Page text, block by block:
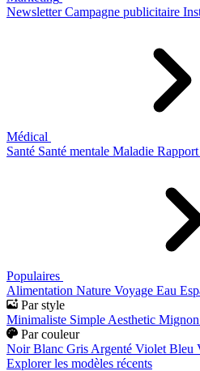
Newsletter Campagne publicitaire
Médical
Santé Santé mentale Maladie Rapport
Populaires
Alimentation Nature Voyage Eau
Par style
Minimaliste Simple Aesthetic Mignon
Par couleur
Noir Blanc Gris Argenté Violet Bleu
Explorer les modèles récents